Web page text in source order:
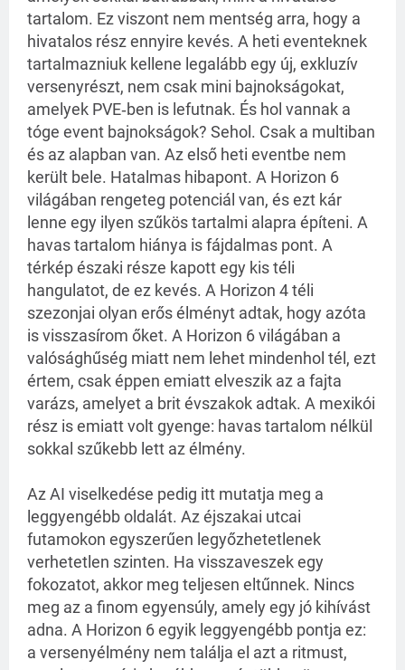
tartalom. Ez viszont nem mentség arra, hogy a
hivatalos rész ennyire kevés. A heti eventeknek
tartalmazniuk kellene legalább egy új, exkluzív
versenyrészt, nem csak mini bajnokságokat,
amelyek PVE‑ben is lefutnak. És hol vannak a
tóge event bajnokságok? Sehol. Csak a multiban
és az alapban van. Az első heti eventbe nem
került bele. Hatalmas hibapont. A Horizon 6
világában rengeteg potenciál van, és ezt kár
lenne egy ilyen szűkös tartalmi alapra építeni. A
havas tartalom hiánya is fájdalmas pont. A
térkép északi része kapott egy kis téli
hangulatot, de ez kevés. A Horizon 4 téli
szezonjai olyan erős élményt adtak, hogy azóta
is visszasírom őket. A Horizon 6 világában a
valósághűség miatt nem lehet mindenhol tél, ezt
értem, csak éppen emiatt elveszik az a fajta
varázs, amelyet a brit évszakok adtak. A mexikói
rész is emiatt volt gyenge: havas tartalom nélkül
sokkal szűkebb lett az élmény.
Az AI viselkedése pedig itt mutatja meg a
leggyengébb oldalát. Az éjszakai utcai
futamokon egyszerűen legyőzhetetlenek
verhetetlen szinten. Ha visszaveszek egy
fokozatot, akkor meg teljesen eltűnnek. Nincs
meg az a finom egyensúly, amely egy jó kihívást
adna. A Horizon 6 egyik leggyengébb pontja ez:
a versenyélmény nem találja el azt a ritmust,